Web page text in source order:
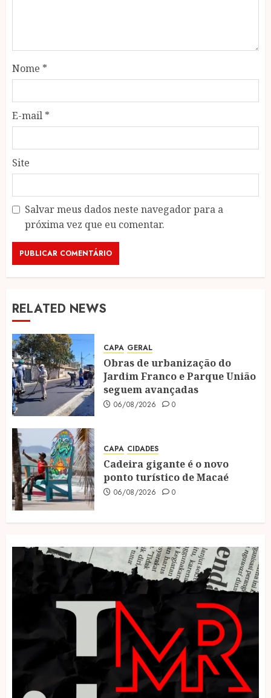
Nome *
E-mail *
Site
Salvar meus dados neste navegador para a
próxima vez que eu comentar.
RELATED NEWS
CAPA GERAL
Obras de urbanização do
Jardim Franco e Parque União
seguem avançadas
06/08/2026 0
CAPA CIDADES
Cadeira gigante é o novo
ponto turístico de Macaé
06/08/2026 0